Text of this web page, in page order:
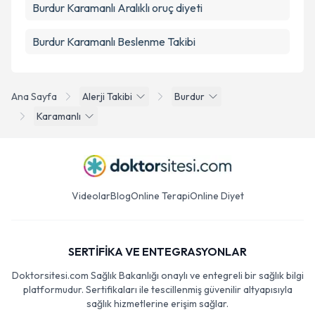
Ana Sayfa Alerji Takibi
Burdur
Karamanlı
Burdur Karamanlı Aralıklı oruç diyeti
Burdur Karamanlı Beslenme Takibi
VideolarBlogOnline TerapiOnline Diyet
SERTİFİKA VE ENTEGRASYONLAR
Doktorsitesi.com Sağlık Bakanlığı onaylı ve entegreli bir sağlık bilgi
platformudur. Sertifikaları ile tescillenmiş güvenilir altyapısıyla
sağlık hizmetlerine erişim sağlar.